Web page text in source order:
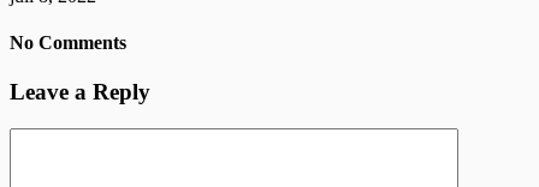
No Comments
Leave a Reply